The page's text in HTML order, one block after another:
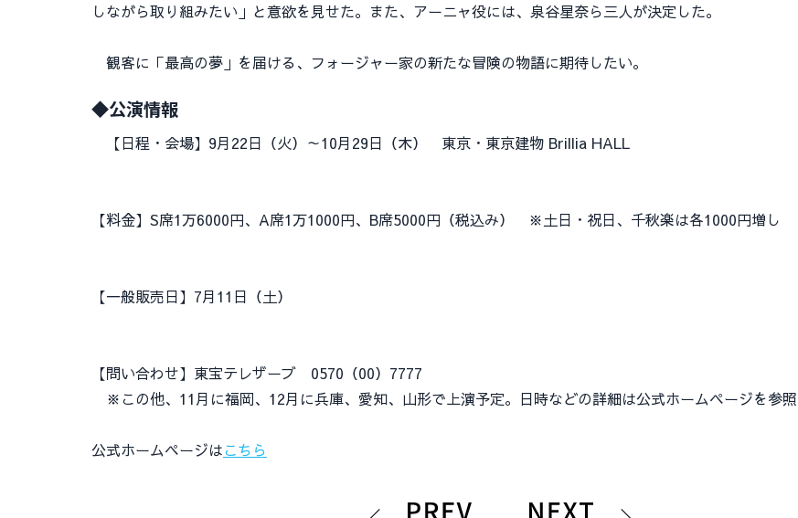
しながら取り組みたい」と意欲を見せた。また、アーニャ役には、泉谷星奈ら三人が決定した。
観客に「最高の夢」を届ける、フォージャー家の新たな冒険の物語に期待したい。
◆公演情報
【日程・会場】9月22日（火）～10月29日（木） 東京・東京建物 Brillia HALL
【料金】S席1万6000円、A席1万1000円、B席5000円（税込み） ※土日・祝日、千秋楽は各1000円増し
【一般販売日】7月11日（土）
【問い合わせ】東宝テレザーブ 0570（00）7777
※この他、11月に福岡、12月に兵庫、愛知、山形で上演予定。日時などの詳細は公式ホームページを参照
公式ホームページはこちら